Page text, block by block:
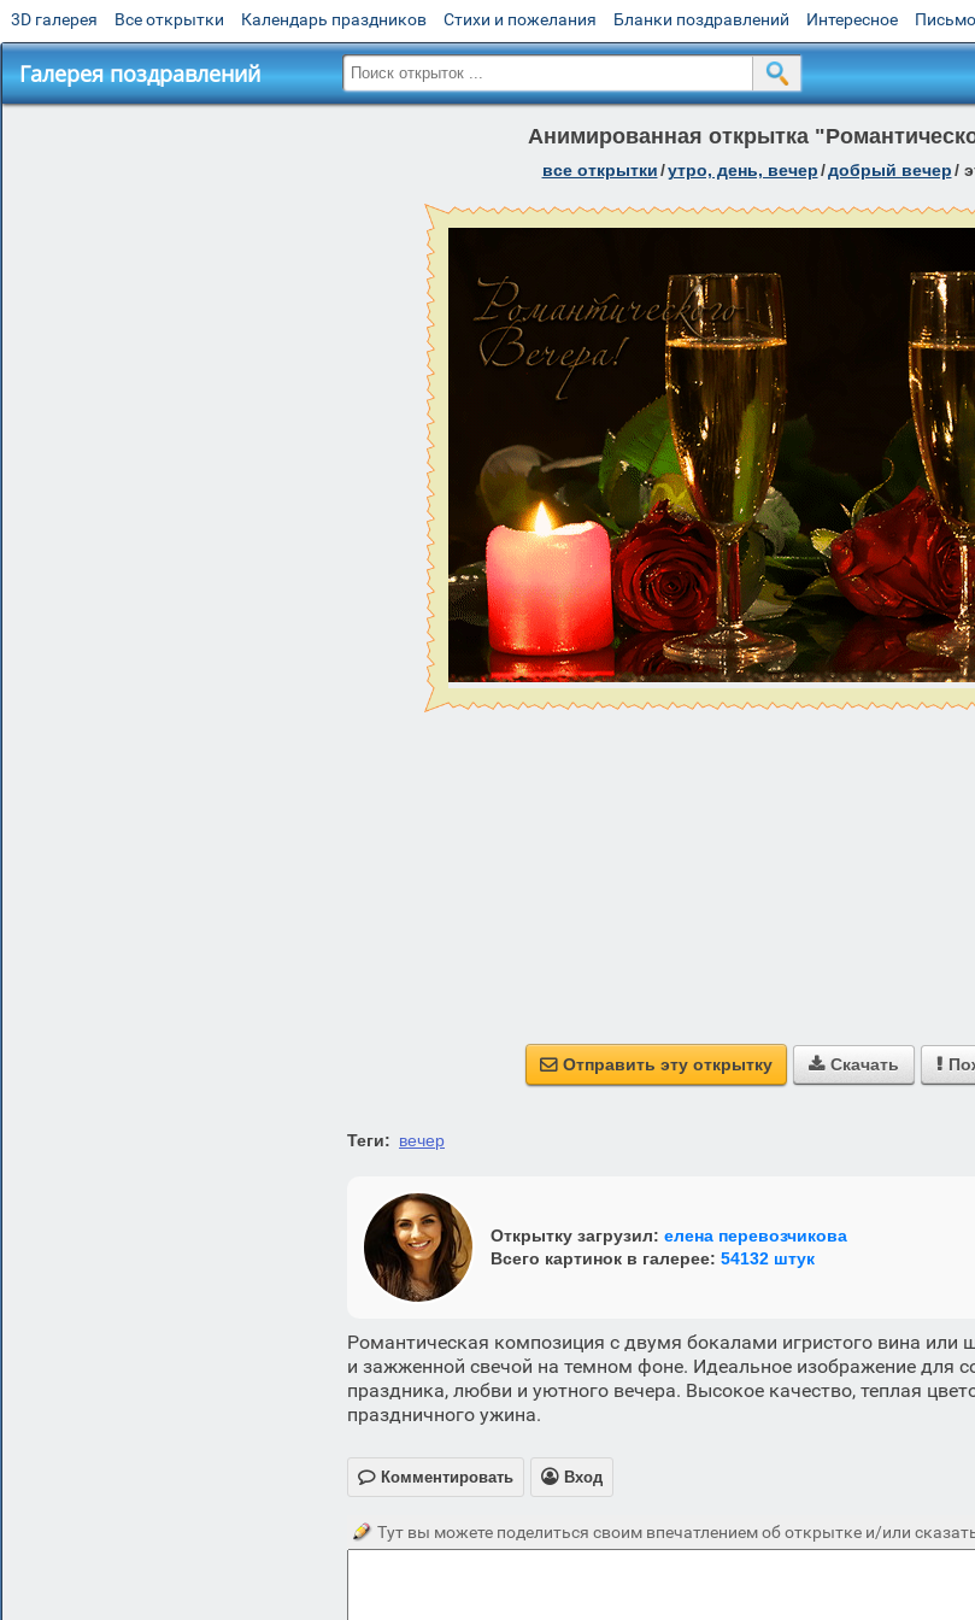
3D галерея Все открытки Календарь праздников Стихи и пожелания Бланки поздравлений Интересное
Галерея поздравлений
Анимированная открытка
все открытки/утро, день, вечер/добрый вечер/
 Отправить эту открытку  Скачать 
Теги: вечер
Открытку загрузил: елена перевозчикова
Всего картинок в галерее: 54132 штук
Романтическая композиция с двумя бокалами игристого вина
и зажженной свечой на темном фоне. Идеальное изображение для
праздника, любви и уютного вечера. Высокое качество, теплая
праздничного ужина.
 Комментировать  Вход
Тут вы можете поделиться своим впечатлением об открытке и/или